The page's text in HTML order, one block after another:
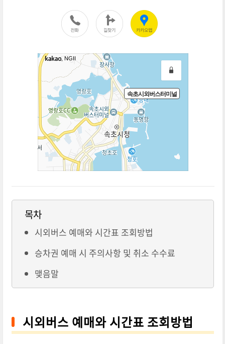
목차
시외버스 예매와 시간표 조회방법
승차권 예매 시 주의사항 및 취소 수수료
맺음말
시외버스 예매와 시간표 조회방법